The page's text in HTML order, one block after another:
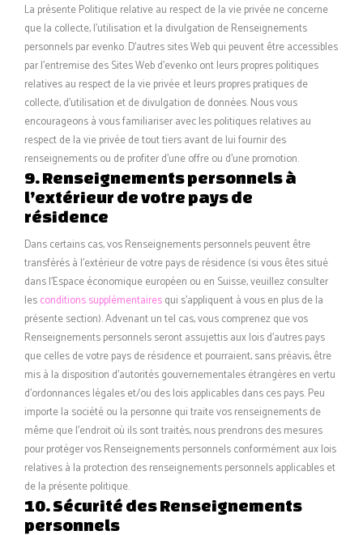
La présente Politique relative au respect de la vie privée ne concerne
que la collecte, l’utilisation et la divulgation de Renseignements
personnels par evenko. D’autres sites Web qui peuvent être accessibles
par l’entremise des Sites Web d’evenko ont leurs propres politiques
relatives au respect de la vie privée et leurs propres pratiques de
collecte, d’utilisation et de divulgation de données. Nous vous
encourageons à vous familiariser avec les politiques relatives au
respect de la vie privée de tout tiers avant de lui fournir des
renseignements ou de profiter d’une offre ou d’une promotion.
9. Renseignements personnels à
l’extérieur de votre pays de
résidence
Dans certains cas, vos Renseignements personnels peuvent être
transférés à l’extérieur de votre pays de résidence (si vous êtes situé
dans l’Espace économique européen ou en Suisse, veuillez consulter
lesconditions supplémentairesqui s’appliquent à vous en plus de la
présente section). Advenant un tel cas, vous comprenez que vos
Renseignements personnels seront assujettis aux lois d’autres pays
que celles de votre pays de résidence et pourraient, sans préavis, être
mis à la disposition d’autorités gouvernementales étrangères en vertu
d’ordonnances légales et/ou des lois applicables dans ces pays. Peu
importe la société ou la personne qui traite vos renseignements de
même que l’endroit où ils sont traités, nous prendrons des mesures
pour protéger vos Renseignements personnels conformément aux lois
relatives à la protection des renseignements personnels applicables et
de la présente politique.
10. Sécurité des Renseignements
personnels